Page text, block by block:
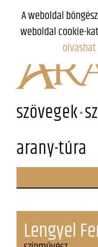
szövegek
arany-túra
Lengyel
A weboldal
weboldal cookie-
olvashat